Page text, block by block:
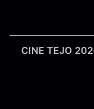
CINE TEJO